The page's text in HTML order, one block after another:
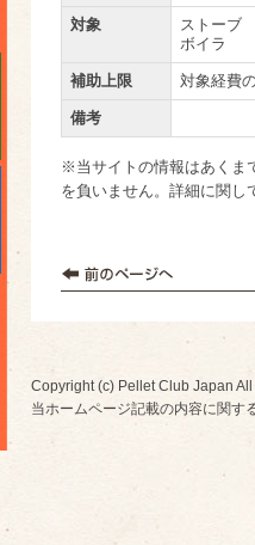
対象
ストーブ
ボイラ
補助上限 対象経費
備考
※当サイトの情報はあくま
を負いません。詳細に関し
Copyright (c) Pellet Club Japan
当ホームページ記載の内容に関す